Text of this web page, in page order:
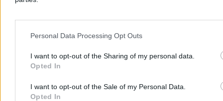
Personal Data Processing Opt Outs
I want to opt-out of the Sharing of my personal data.
Opted In
I want to opt-out of the Sale of my Personal Data.
Opted In
która wyszła na ląd prosto z Wisły.
Reklama